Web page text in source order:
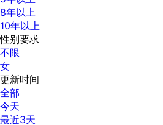
8年以上
10年以上
性别要求
不限
女
更新时间
全部
今天
最近3天